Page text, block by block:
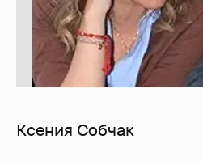
Ксения Собчак